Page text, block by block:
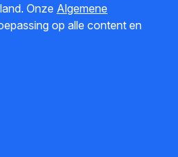
Onze Algemene
op alle content en